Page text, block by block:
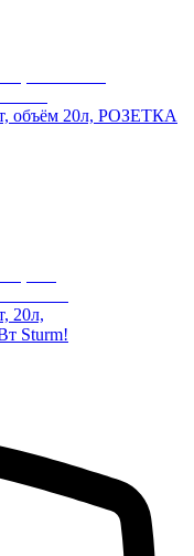
объём 20л, РОЗЕТКА
20л,
Sturm!